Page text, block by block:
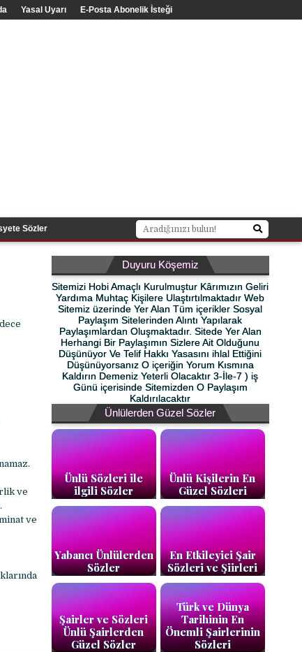
Yasal Uyarı E-Posta Abonelik İsteği
Sözler
ve
ve
Duyuru Köşemiz
Sitemizi Hobi Amaçlı Kurulmuştur Kârımızın Geliri
Yardıma Muhtaç Kişilere Ulaştırtılmaktadır Web
Sitemiz üzerinde Yer Alan Tüm içerikler Sosyal
Paylaşım Sitelerinden Alıntı Yapılarak
Paylaşımlardan Oluşmaktadır. Sitede Yer Alan
Herhangi Bir Paylaşımın Sizlere Ait Olduğunu
Düşünüyor Ve Telif Hakkı Yasasını ihlal Ettiğini
Düşünüyorsanız O içeriğin Yorum Kısmına
Kaldırın Demeniz Yeterli Olacaktır 3-İle-7 ) iş
Günü içerisinde Sitemizden O Paylaşım
Kaldırılacaktır
Ünlülerden Güzel Sözler
Ünlü Sözleri ile
ilgili Sözler
Ünlü Kişilerin En
Güzel Sözleri
Yabancı Ünlülerden
Sözler
En Etkileyici Şair
Sözleri ve Şiirleri
Şairler ve Sözleri
Ünlü Şairlerden
Güzel Sözler
Türk ve Dünya
Tarihinin En
Önemli Şairlerinin
Sözleri